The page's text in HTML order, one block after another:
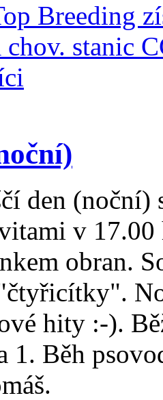
Breeding
chov. stanic
den (noční)
v 17.00
obran.
hity :-).
1. Běh